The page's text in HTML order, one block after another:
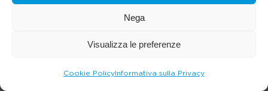
Nega
Visualizza le preferenze
Cookie PolicyInformativa sulla Privacy